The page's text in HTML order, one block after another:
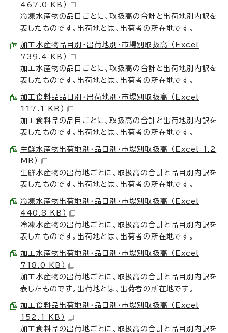
467.0 KB）
冷凍水産物の品目ごとに、取扱高の合計と出荷地別内訳を
表したものです。出荷地とは、出荷者の所在地です。
加工水産物品目別・出荷地別・市場別取扱高 （Excel
739.4 KB）
加工水産物の品目ごとに、取扱高の合計と出荷地別内訳を
表したものです。出荷地とは、出荷者の所在地です。
加工食料品品目別・出荷地別・市場別取扱高 （Excel
117.1 KB）
加工食料品の品目ごとに、取扱高の合計と出荷地別内訳を
表したものです。出荷地とは、出荷者の所在地です。
生鮮水産物出荷地別・品目別・市場別取扱高 （Excel 1.2
MB）
生鮮水産物の出荷地ごとに、取扱高の合計と品目別内訳を
表したものです。出荷地とは、出荷者の所在地です。
冷凍水産物出荷地別・品目別・市場別取扱高 （Excel
440.8 KB）
冷凍水産物の出荷地ごとに、取扱高の合計と品目別内訳を
表したものです。出荷地とは、出荷者の所在地です。
加工水産物出荷地別・品目別・市場別取扱高 （Excel
718.0 KB）
加工水産物の出荷地ごとに、取扱高の合計と品目別内訳を
表したものです。出荷地とは、出荷者の所在地です。
加工食料品出荷地別・品目別・市場別取扱高 （Excel
152.1 KB）
加工食料品の出荷地ごとに、取扱高の合計と品目別内訳を